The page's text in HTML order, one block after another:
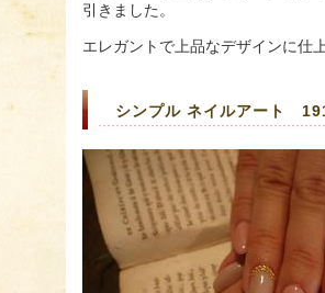
引きました。
エレガントで上品なデザインに仕
シンプル ネイルアート